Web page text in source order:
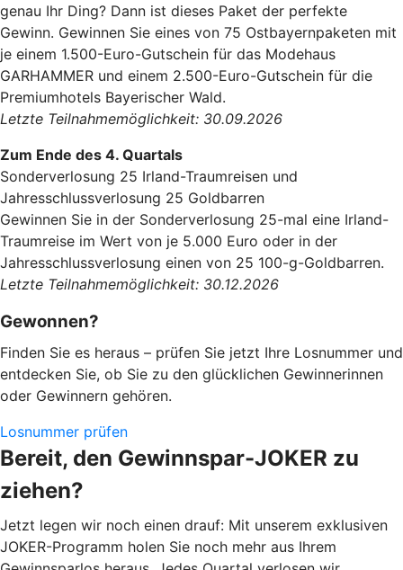
genau Ihr Ding? Dann ist dieses Paket der perfekte
Gewinn. Gewinnen Sie eines von 75 Ostbayernpaketen mit
je einem 1.500-Euro-Gutschein für das Modehaus
GARHAMMER und einem 2.500-Euro-Gutschein für die
Premiumhotels Bayerischer Wald.
Letzte Teilnahmemöglichkeit: 30.09.2026
Zum Ende des 4. Quartals
Sonderverlosung 25 Irland-Traumreisen und
Jahresschlussverlosung 25 Goldbarren
Gewinnen Sie in der Sonderverlosung 25-mal eine Irland-
Traumreise im Wert von je 5.000 Euro oder in der
Jahresschlussverlosung einen von 25 100-g-Goldbarren.
Letzte Teilnahmemöglichkeit: 30.12.2026
Gewonnen?
Finden Sie es heraus – prüfen Sie jetzt Ihre Losnummer und
entdecken Sie, ob Sie zu den glücklichen Gewinnerinnen
oder Gewinnern gehören.
Losnummer prüfen
Bereit, den Gewinnspar-JOKER zu
ziehen?
Jetzt legen wir noch einen drauf: Mit unserem exklusiven
JOKER-Programm holen Sie noch mehr aus Ihrem